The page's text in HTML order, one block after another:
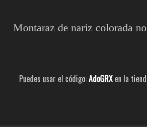
Montaraz de nariz colorada
Puedes usar el código:AdoGRXen la